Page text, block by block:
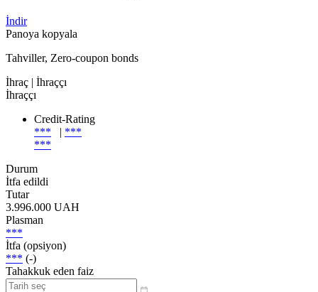
İndir
Panoya kopyala
Tahviller, Zero-coupon bonds
İhraç | İhraççı
İhraççı
Credit-Rating
***
| ***
***
Durum
İtfa edildi
Tutar
3.996.000 UAH
Plasman
***
İtfa (opsiyon)
*** (-)
Tahakkuk eden faiz